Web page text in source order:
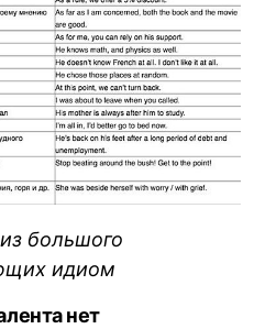
большого
идиом
нет